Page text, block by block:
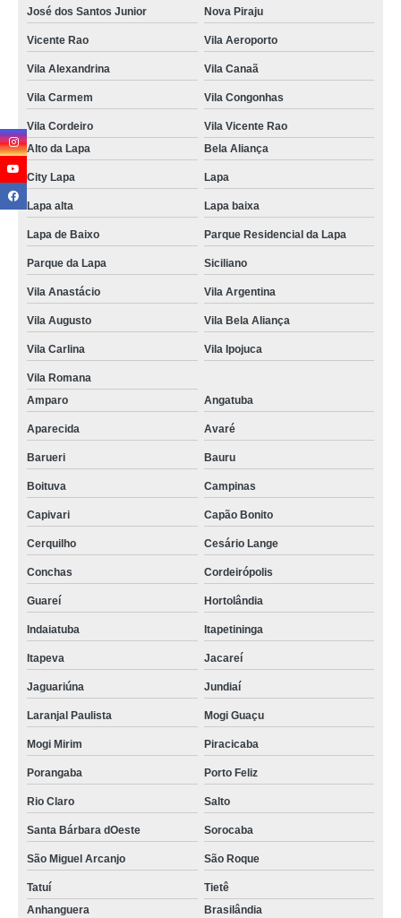
José dos Santos Junior Nova Piraju
Vicente Rao Vila Aeroporto
Vila Alexandrina Vila Canaã
Vila Carmem Vila Congonhas
Vila Cordeiro
Vila Vicente Rao
Alto da Lapa
Bela Aliança
City Lapa Lapa
Lapa alta Lapa baixa
Lapa de Baixo Parque Residencial da Lapa
Parque da Lapa Siciliano
Vila Anastácio Vila Argentina
Vila Augusto Vila Bela Aliança
Vila Carlina Vila Ipojuca
Vila Romana
Amparo
Angatuba
Aparecida Avaré
Barueri Bauru
Boituva Campinas
Capivari Capão Bonito
Cerquilho Cesário Lange
Conchas Cordeirópolis
Guareí Hortolândia
Indaiatuba Itapetininga
Itapeva Jacareí
Jaguariúna Jundiaí
Laranjal Paulista Mogi Guaçu
Mogi Mirim Piracicaba
Porangaba Porto Feliz
Rio Claro Salto
Santa Bárbara dOeste Sorocaba
São Miguel Arcanjo São Roque
Tatuí
Tietê
Anhanguera
Brasilândia